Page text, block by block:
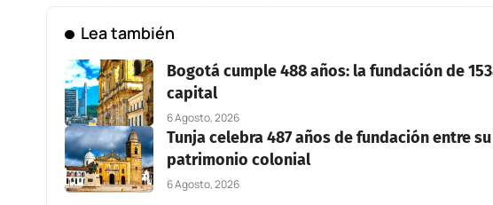
Lea también
Bogotá cumple 488 años: la fundación de
capital
6 Agosto, 2026
Tunja celebra 487 años de fundación entre
patrimonio colonial
6 Agosto, 2026